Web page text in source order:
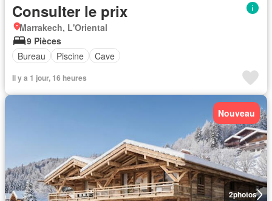
Consulter le prix
Marrakech, L'Oriental
9 Pièces
Bureau
Piscine Cave
Il y a 1 jour, 16 heures
2photos
Nouveau